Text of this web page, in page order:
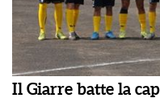
Il Giarre batte la